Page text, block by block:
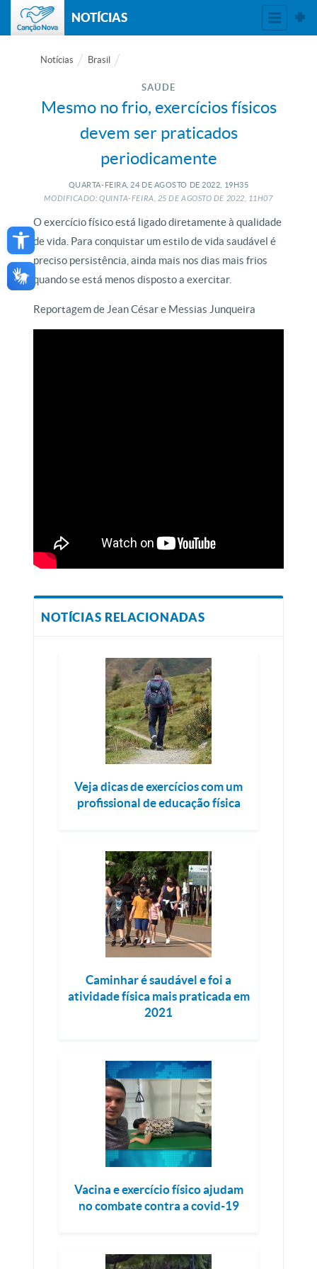
Open toolbar
NOTÍCIAS
Notícias Brasil
SAÚDE
Mesmo no frio, exercícios físicos
devem ser praticados
periodicamente
QUARTA-FEIRA, 24 DE AGOSTO DE 2022, 19H35
MODIFICADO: QUINTA-FEIRA, 25 DEAGOSTO DE 2022, 11H07
O exercício físico está ligado diretamente à qualidade
de vida. Para conquistar um estilo de vida saudável é
preciso persistência, ainda mais nos dias mais frios
quando se está menos disposto a exercitar.
Reportagem de Jean César e Messias Junqueira
NOTÍCIAS RELACIONADAS
Veja dicas de exercícios com um
profissional de educação física
Caminhar é saudável e foi a
atividade física mais praticada em
2021
Vacina e exercício físico ajudam
no combate contra a covid-19